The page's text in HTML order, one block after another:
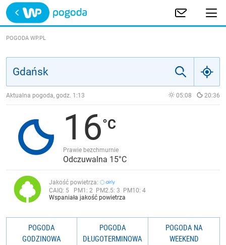
Trwa ładowanie
POLSKA
JAKOŚĆ POWIETRZA
POGODA WP.PL
Aktualna pogoda, godz. 1:13 05:08 20:36
16
Prawie bezchmurnie
Odczuwalna 15°C
Jakość powietrza:
CAIQ: 5 PM1: 2 PM2.5: 3 PM10: 4
Wspaniała jakość powietrza
POGODA
GODZINOWA
POGODA
DŁUGOTERMINOWA
POGODA NA
WEEKEND